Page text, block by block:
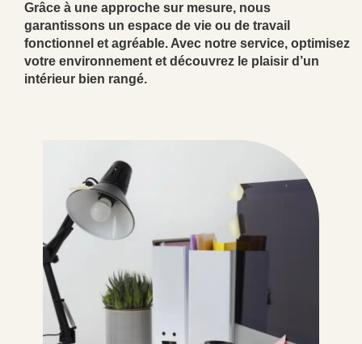
Grâce à une approche sur mesure, nous
garantissons un espace de vie ou de travail
fonctionnel et agréable. Avec notre service, optimisez
votre environnement et découvrez le plaisir d’un
intérieur bien rangé.